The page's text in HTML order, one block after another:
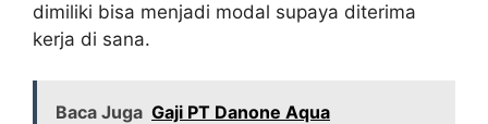
dimiliki bisa menjadi modal supaya diterima
kerja di sana.
Baca Juga Gaji PT Danone Aqua